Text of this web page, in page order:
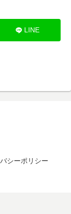
LINE
シーポリシー